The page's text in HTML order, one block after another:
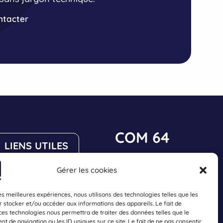
Gérer les cookies
meilleures expériences, nous utilisons des technologies telles que les
stocker et/ou accéder aux informations des appareils. Le fait de
technologies nous permettra de traiter des données telles que le
de navigation ou les ID uniques sur ce site. Le fait de ne pas consentir
la
LIENS UTILES
Mentions légales
CGV
COM 64
07 49 47 67 88